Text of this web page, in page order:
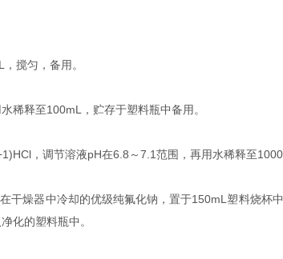
，搅匀，备用。
稀释至100mL ，贮存于塑料瓶中备用。
，调节溶液pH在6.8 ～7.1范围，再用水稀释至
在干燥器中冷却的优级纯氟化钠，置于150mL 塑料烧杯
化的塑料瓶中。